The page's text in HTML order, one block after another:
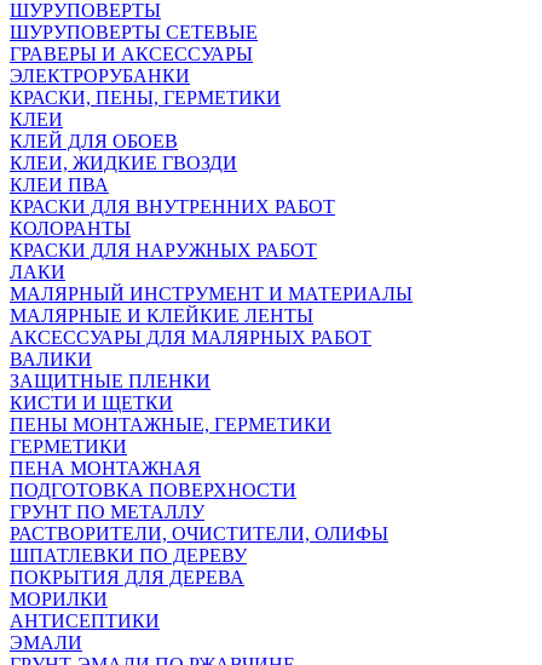
ШУРУПОВЕРТЫ
ШУРУПОВЕРТЫ СЕТЕВЫЕ
ГРАВЕРЫ И АКСЕССУАРЫ
ЭЛЕКТРОРУБАНКИ
КРАСКИ, ПЕНЫ, ГЕРМЕТИКИ
КЛЕИ
КЛЕЙ ДЛЯ ОБОЕВ
КЛЕИ, ЖИДКИЕ ГВОЗДИ
КЛЕИ ПВА
КРАСКИ ДЛЯ ВНУТРЕННИХ РАБОТ
КОЛОРАНТЫ
КРАСКИ ДЛЯ НАРУЖНЫХ РАБОТ
ЛАКИ
МАЛЯРНЫЙ ИНСТРУМЕНТ И МАТЕРИАЛЫ
МАЛЯРНЫЕ И КЛЕЙКИЕ ЛЕНТЫ
АКСЕССУАРЫ ДЛЯ МАЛЯРНЫХ РАБОТ
ВАЛИКИ
ЗАЩИТНЫЕ ПЛЕНКИ
КИСТИ И ЩЕТКИ
ПЕНЫ МОНТАЖНЫЕ, ГЕРМЕТИКИ
ГЕРМЕТИКИ
ПЕНА МОНТАЖНАЯ
ПОДГОТОВКА ПОВЕРХНОСТИ
ГРУНТ ПО МЕТАЛЛУ
РАСТВОРИТЕЛИ, ОЧИСТИТЕЛИ, ОЛИФЫ
ШПАТЛЕВКИ ПО ДЕРЕВУ
ПОКРЫТИЯ ДЛЯ ДЕРЕВА
МОРИЛКИ
АНТИСЕПТИКИ
ЭМАЛИ